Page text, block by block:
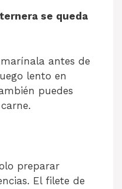
se queda
antes de
lento en
puedes
preparar
El filete de